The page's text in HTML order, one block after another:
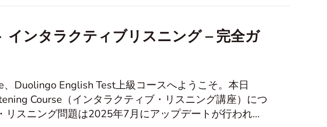
インタラクティブリスニング – 完全ガ
Duolingo English Test上級コースへようこそ。本日
Course（インタラクティブ・リスニング講座）につ
スニング問題は2025年7月にアップデートが行われた